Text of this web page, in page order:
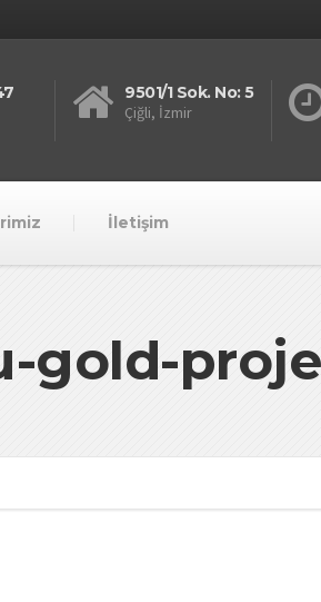
9501/1 Sok. No: 5
Çiğli, İzmir
İletişim
gold-